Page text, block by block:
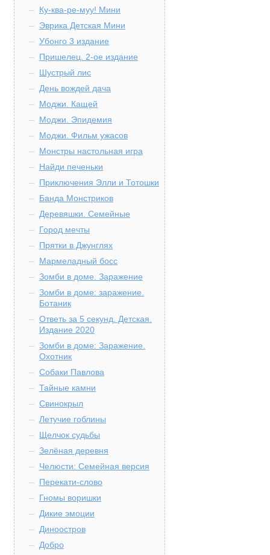
Ку-ква-ре-муу! Мини
Эврика Детская Мини
Убонго 3 издание
Пришелец. 2-ое издание
Шустрый лис
День вождей дача
Моджи. Кащей
Моджи. Эпидемия
Моджи. Фильм ужасов
Монстры настольная игра
Найди печеньки
Приключения Элли и Тотошки
Банда Монстриков
Деревяшки. Семейные
Город мечты
Прятки в Джунглях
Мармеладный босс
Зомби в доме. Заражение
Зомби в доме: заражение.
Ботаник
Ответь за 5 секунд. Детская.
Издание 2020
Зомби в доме: Заражение.
Охотник
Собаки Павлова
Тайные камни
Свинокрыл
Летучие гоблины
Щелчок судьбы
Зелёная деревня
Челюсти: Семейная версия
Перекати-слово
Гномы воришки
Дикие эмоции
Диноостров
Добро